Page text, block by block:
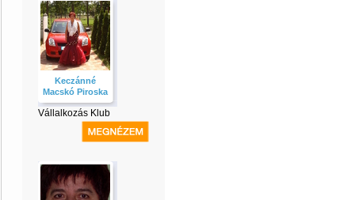
Keczánné
Macskó Piroska
Vállalkozás Klub